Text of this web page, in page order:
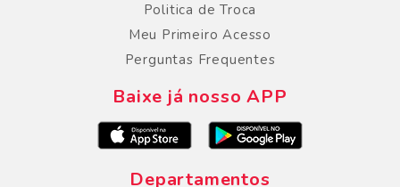
Politica de Troca
Meu Primeiro Acesso
Perguntas Frequentes
Baixe já nosso APP
Departamentos